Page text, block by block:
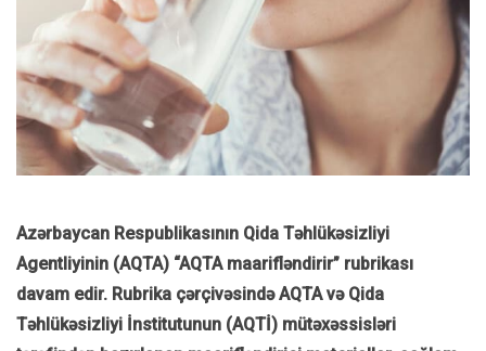
Azərbaycan Respublikasının Qida Təhlükəsizliyi
Agentliyinin (AQTA) “AQTA maarifləndirir” rubrikası
davam edir. Rubrika çərçivəsində AQTA və Qida
Təhlükəsizliyi İnstitutunun (AQTİ) mütəxəssisləri